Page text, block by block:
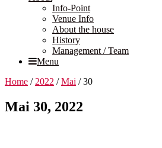
Info-Point
Venue Info
About the house
History
Management / Team
Menu
Home / 2022 / Mai / 30
Mai 30, 2022